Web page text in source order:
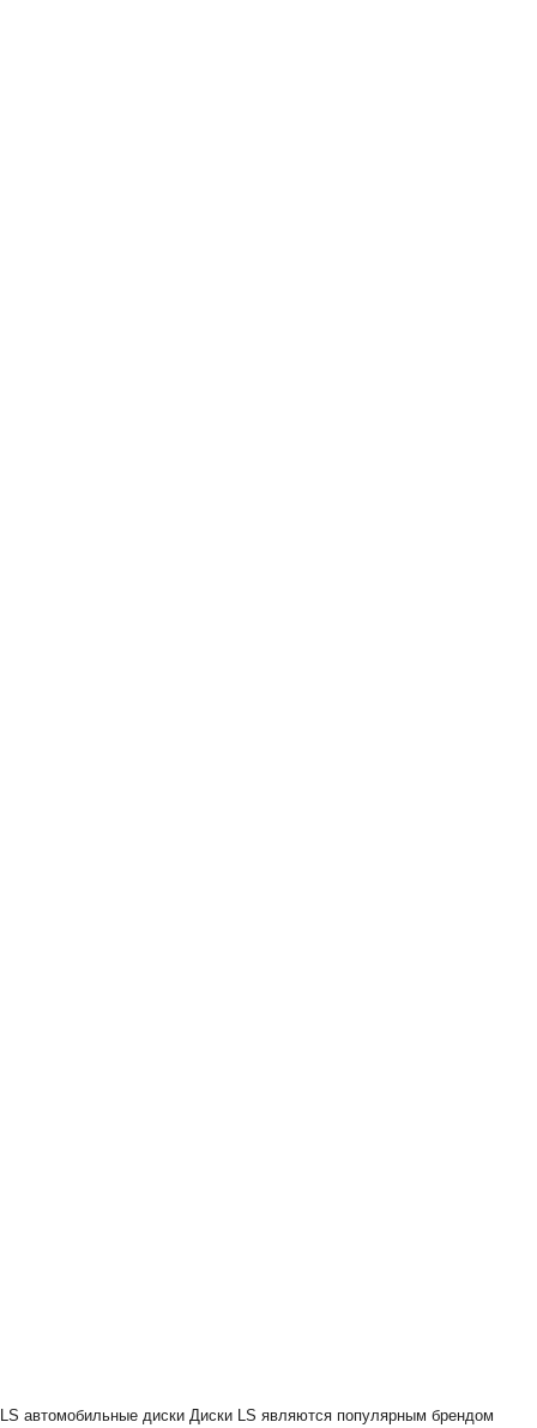
LS автомобильные диски Диски LS являются популярным брендом